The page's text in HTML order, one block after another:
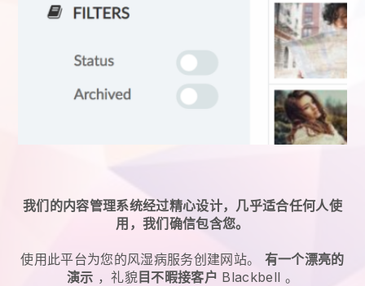
我们的内容管理系统经过精心设计，几乎适合任何人使
用，我们确信包含您。
使用此平台为您的风湿病服务创建网站。 有一个漂亮的
演示 ，礼貌目不暇接客户 Blackbell 。